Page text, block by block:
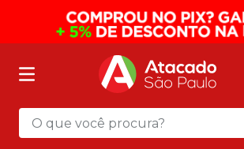
O que você procura?